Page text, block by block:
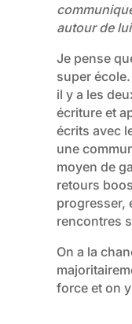
autour de lui
Je pense
super école.
il y a les
écriture et
écrits avec
une
moyen de
retours
progresser,
rencontres
On a la
force et on